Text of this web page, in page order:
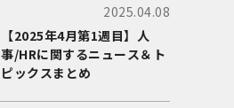
2025.04.08
【2025年4月第1週目】人
事/HRに関するニュース＆ト
ピックスまとめ